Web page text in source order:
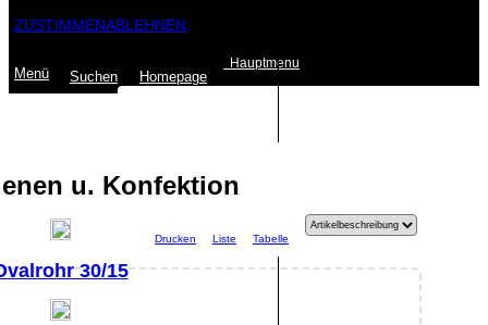
ZUSTIMMENABLEHNEN
Menü Suchen Homepage
Hauptmenu
u. Konfektion
30/15
Drucken Liste Tabelle